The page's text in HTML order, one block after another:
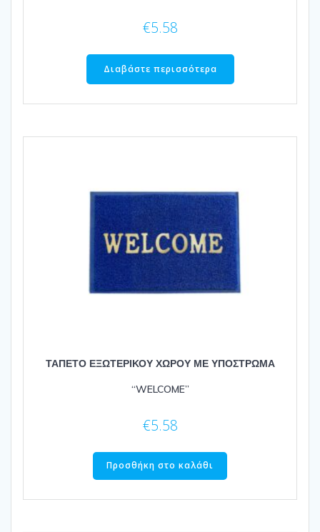
€5.58
Διαβάστε περισσότερα
ΤΑΠΕΤΟ ΕΞΩΤΕΡΙΚΟΥ ΧΩΡΟΥ ΜΕ ΥΠΟΣΤΡΩΜΑ
“WELCOME”
€5.58
Προσθήκη στο καλάθι